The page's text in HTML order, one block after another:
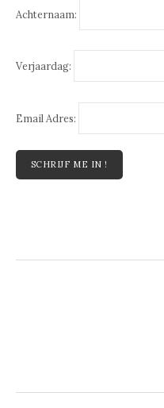
Achternaam:
Verjaardag:
Email Adres: